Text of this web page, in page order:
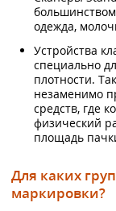
одежда,
Устройства
специально
плотности.
незаменимо
средств, где
физический
площадь
Для каких
маркировки?